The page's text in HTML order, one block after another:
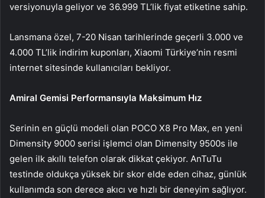
versiyonuyla geliyor ve 36.999 TL’lik fiyat etiketine sahip.
Lansmana özel, 7-20 Nisan tarihlerinde geçerli 3.000 ve
4.000 TL’lik indirim kuponları, Xiaomi Türkiye’nin resmi
internet sitesinde kullanıcıları bekliyor.
Amiral Gemisi Performansıyla Maksimum Hız
Serinin en güçlü modeli olan POCO X8 Pro Max, en yeni
Dimensity 9000 serisi işlemci olan Dimensity 9500s ile
gelen ilk akıllı telefon olarak dikkat çekiyor. AnTuTu
testinde oldukça yüksek bir skor elde eden cihaz, günlük
kullanımda son derece akıcı ve hızlı bir deneyim sağlıyor.